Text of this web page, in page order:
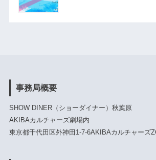
事務局概要
SHOW DINER（ショーダイナー）秋葉原
AKIBAカルチャーズ劇場内
東京都千代田区外神田1-7-6AKIBAカルチャーズ